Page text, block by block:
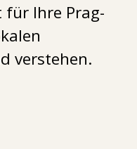
für Ihre Prag-
verstehen.